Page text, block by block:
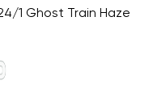
1 Ghost Train Haze